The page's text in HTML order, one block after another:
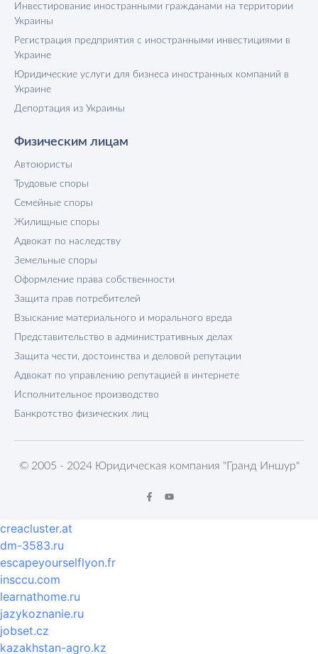
Инвестирование иностранными гражданами на территории
Украины
Регистрация предприятия с иностранными инвестициями в
Украине
Юридические услуги для бизнеса иностранных компаний в
Украине
Депортация из Украины
Физическим лицам
Автоюристы
Трудовые споры
Семейные споры
Жилищные споры
Адвокат по наследству
Земельные споры
Оформление права собственности
Защита прав потребителей
Взыскание материального и морального вреда
Представительство в административных делах
Защита чести, достоинства и деловой репутации
Адвокат по управлению репутацией в интернете
Исполнительное производство
Банкротство физических лиц
© 2005 - 2024 Юридическая компания "Гранд Иншур"
creacluster.at
dm-3583.ru
escapeyourselflyon.fr
insccu.com
learnathome.ru
jazykoznanie.ru
jobset.cz
kazakhstan-agro.kz